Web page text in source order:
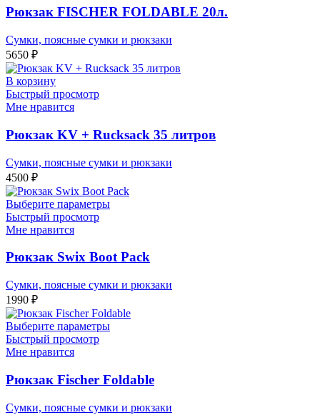
Рюкзак FISCHER FOLDABLE 20л.
Сумки, поясные сумки и рюкзаки
5650 ₽
В корзину
Быстрый просмотр
Мне нравится
Рюкзак KV + Rucksack 35 литров
Сумки, поясные сумки и рюкзаки
4500 ₽
Выберите параметры
Быстрый просмотр
Мне нравится
Рюкзак Swix Boot Pack
Сумки, поясные сумки и рюкзаки
1990 ₽
Выберите параметры
Быстрый просмотр
Мне нравится
Рюкзак Fischer Foldable
Сумки, поясные сумки и рюкзаки